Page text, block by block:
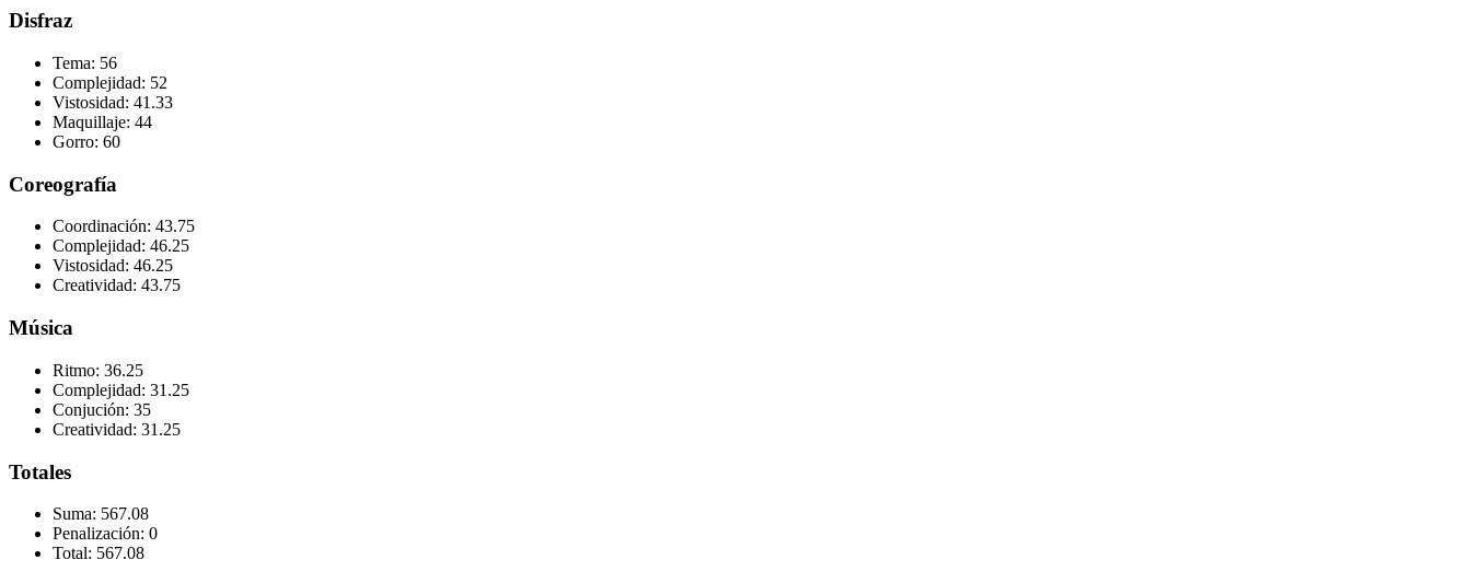
Disfraz
Tema: 56
Complejidad: 52
Vistosidad: 41.33
Maquillaje: 44
Gorro: 60
Coreografía
Coordinación: 43.75
Complejidad: 46.25
Vistosidad: 46.25
Creatividad: 43.75
Música
Ritmo: 36.25
Complejidad: 31.25
Conjución: 35
Creatividad: 31.25
Totales
Suma: 567.08
Penalización: 0
Total: 567.08